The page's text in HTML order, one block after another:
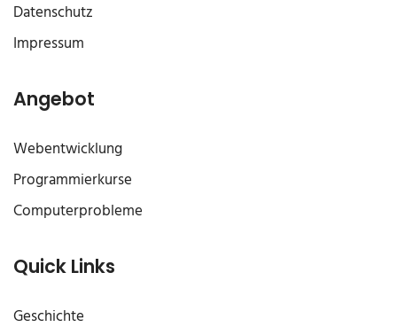
Datenschutz
Impressum
Angebot
Webentwicklung
Programmierkurse
Computerprobleme
Quick Links
Geschichte